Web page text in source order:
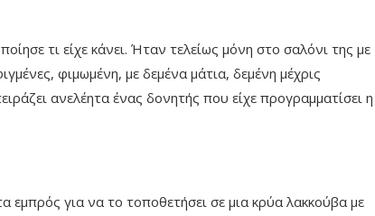
τι είχε κάνει. Ήταν τελείως μόνη στο σαλόνι της με
φιμωμένη, με δεμένα μάτια, δεμένη μέχρις
ανελέητα ένας δονητής που είχε προγραμματίσει η
εμπρός για να το τοποθετήσει σε μια κρύα λακκούβα με